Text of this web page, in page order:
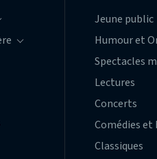
Jeune public
Humour et
Spectacles
Lectures
Concerts
Comédies et
Classiques